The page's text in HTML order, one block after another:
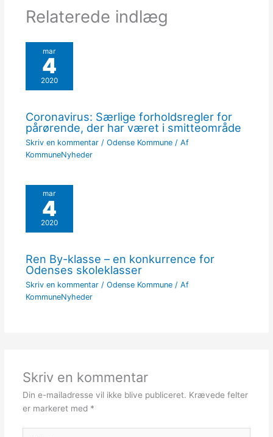
Relaterede indlæg
mar
4
2020
Coronavirus: Særlige forholdsregler for
pårørende, der har været i smitteområde
Skriv en kommentar / Odense Kommune/ Af
KommuneNyheder
mar
4
2020
Ren By-klasse – en konkurrence for
Odenses skoleklasser
Skriv en kommentar / Odense Kommune/ Af
KommuneNyheder
Skriv en kommentar
Din e-mailadresse vil ikke blive publiceret. Krævede felter
er markeret med *